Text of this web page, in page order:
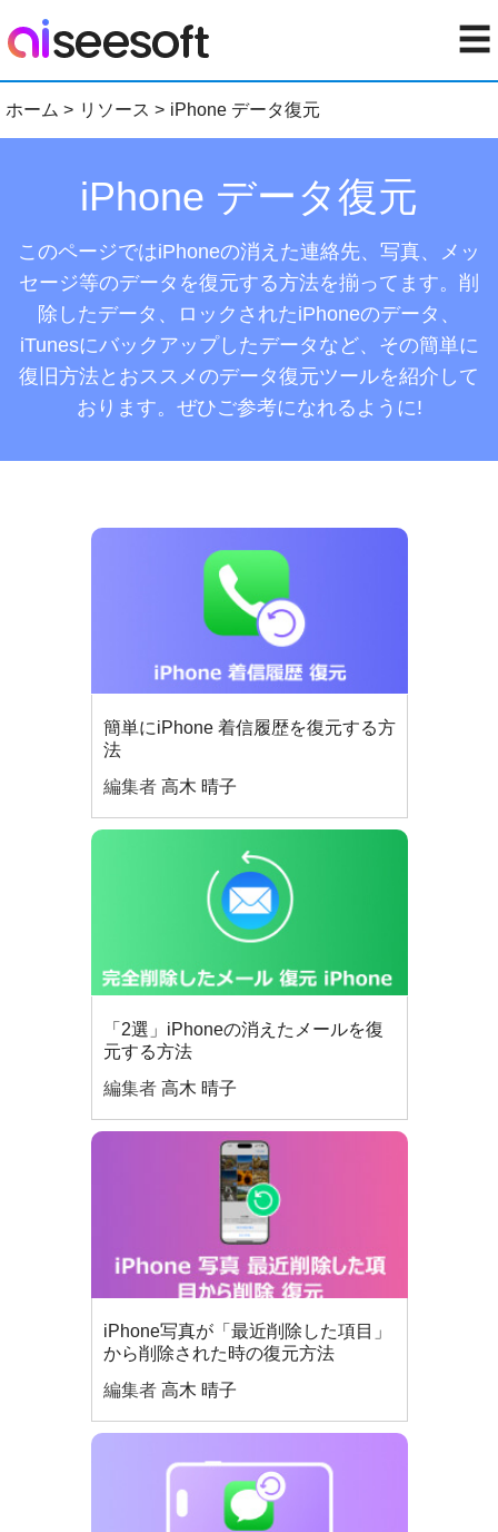
☰
ホーム > リソース > iPhone データ復元
iPhone データ復元
このページではiPhoneの消えた連絡先、写真、メッ
セージ等のデータを復元する方法を揃ってます。削
除したデータ、ロックされたiPhoneのデータ、
iTunesにバックアップしたデータなど、その簡単に
復旧方法とおススメのデータ復元ツールを紹介して
おります。ぜひご参考になれるように!
簡単にiPhone 着信履歴を復元する方
法
編集者 高木 晴子
「2選」iPhoneの消えたメールを復
元する方法
編集者 高木 晴子
iPhone写真が「最近削除した項目」
から削除された時の復元方法
編集者 高木 晴子